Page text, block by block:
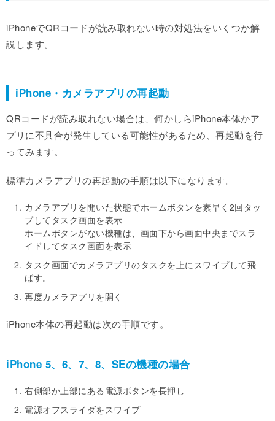
iPhoneでQRコードが読み取れない時の対処法をいくつか解
説します。
iPhone・カメラアプリの再起動
QRコードが読み取れない場合は、何かしらiPhone本体かア
プリに不具合が発生している可能性があるため、再起動を行
ってみます。
標準カメラアプリの再起動の手順は以下になります。
カメラアプリを開いた状態でホームボタンを素早く2回タッ
プしてタスク画面を表示
ホームボタンがない機種は、画面下から画面中央までスラ
イドしてタスク画面を表示
タスク画面でカメラアプリのタスクを上にスワイプして飛
ばす。
再度カメラアプリを開く
iPhone本体の再起動は次の手順です。
iPhone 5、6、7、8、SEの機種の場合
右側部か上部にある電源ボタンを長押し
電源オフスライダをスワイプ